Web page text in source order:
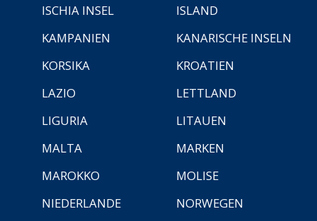
ISCHIA INSEL
ISLAND
KAMPANIEN
KANARISCHE INSELN
KORSIKA
KROATIEN
LAZIO
LETTLAND
LIGURIA
LITAUEN
MALTA
MARKEN
MAROKKO
MOLISE
NIEDERLANDE
NORWEGEN